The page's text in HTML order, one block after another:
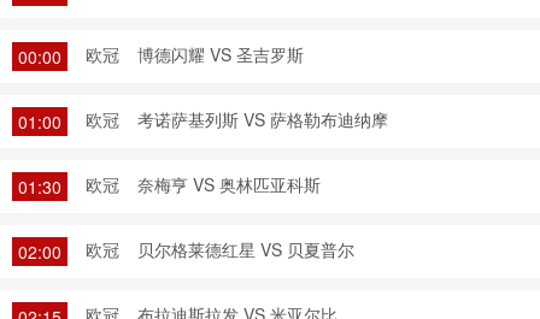
00:00 欧冠 博德闪耀 VS 圣吉罗斯
01:00 欧冠 考诺萨基列斯 VS 萨格勒布迪纳摩
01:30 欧冠 奈梅亨 VS 奥林匹亚科斯
02:00 欧冠 贝尔格莱德红星 VS 贝夏普尔
欧冠 布拉迪斯拉发 VS 米亚尔比